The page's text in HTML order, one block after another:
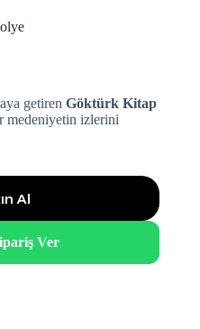
getiren Göktürk Kitap
medeniyetin izlerini
Al
Ver